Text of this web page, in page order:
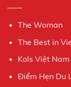
The Woman
The Best in
Kols Việt Nam
Điểm Hẹn Du